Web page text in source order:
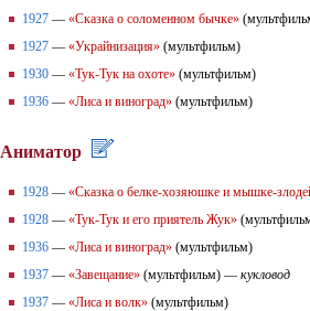
1927 — «Сказка о соломенном бычке»
1927 — «Украйнизация» (мультфильм)
1930 — «Тук-Тук на охоте» (мультфильм)
1936 — «Лиса и виноград» (мультфильм)
Аниматор
1928 — «Сказка о белке-хозяюшке и мышке-
1928 — «Тук-Тук и его приятель Жук»
1936 — «Лиса и виноград» (мультфильм)
1937 — «Завещание» (мультфильм) — кукловод
1937 — «Лиса и волк» (мультфильм)